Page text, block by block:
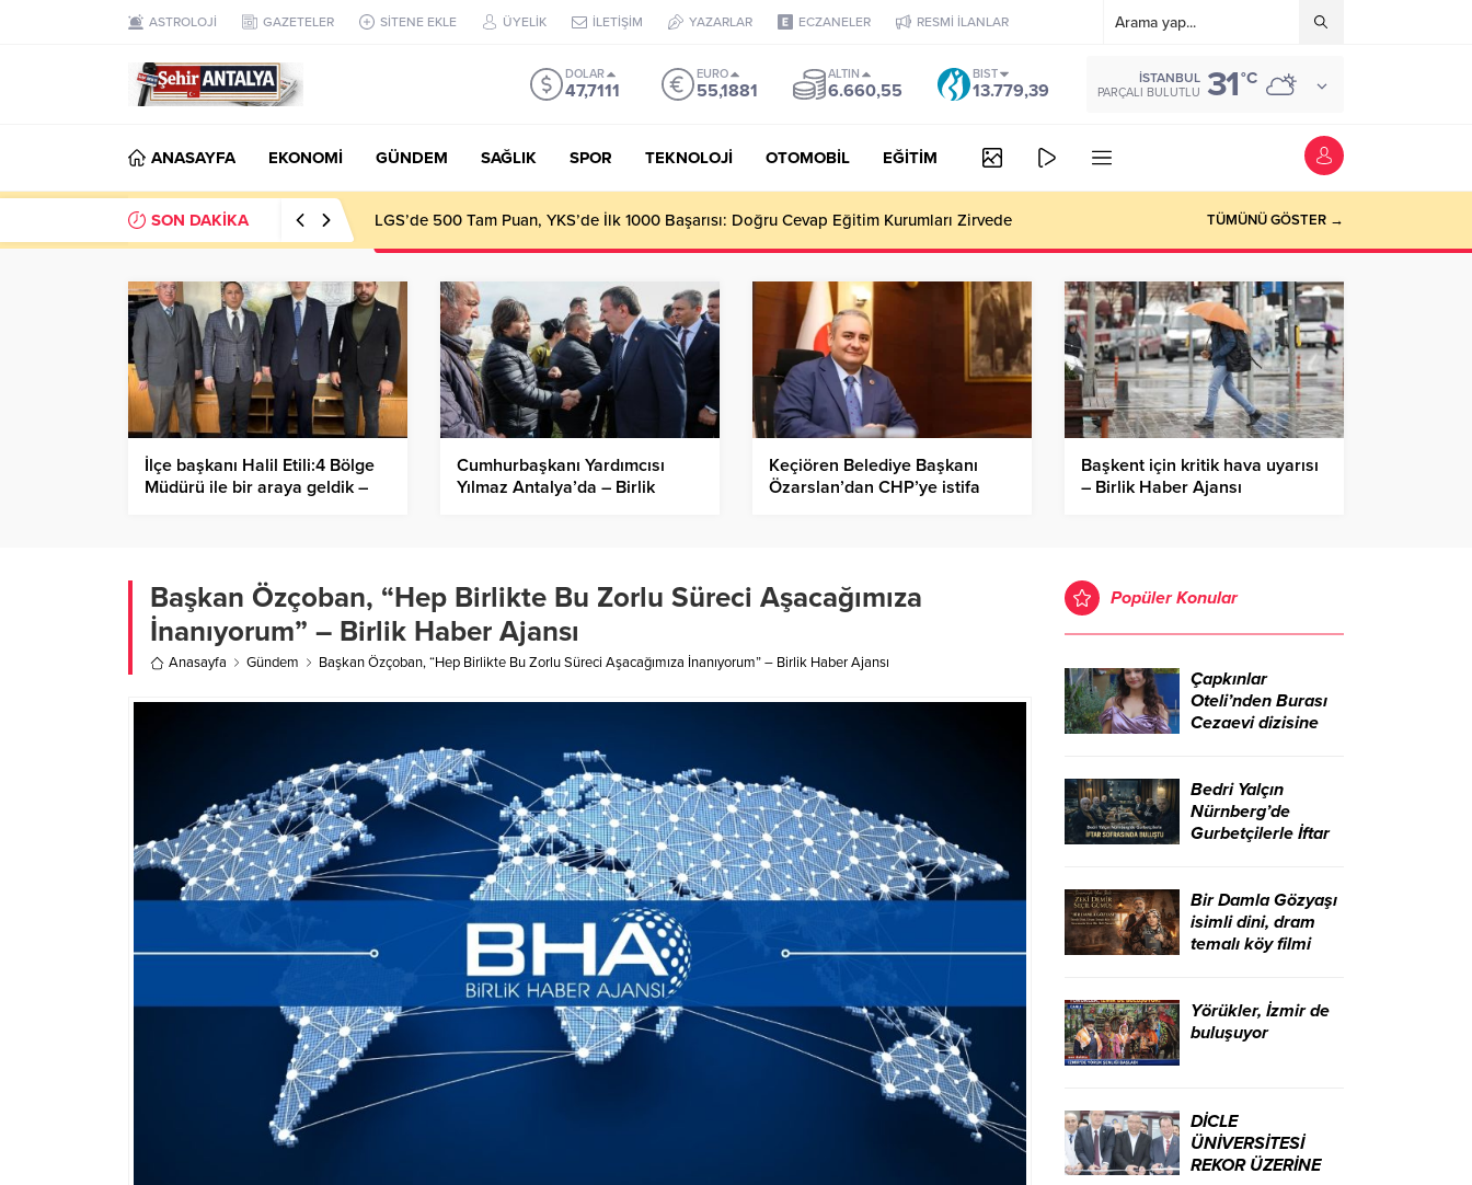
ASTROLOJİ GAZETELER SİTENE EKLE ÜYELİK İLETİŞİM YAZARLAR ECZANELER RESMİ İLANLAR
DOLAR
47,7111
EURO
55,1881
ALTIN
6.660,55
BIST
13.779,39
İSTANBUL
PARÇALI BULUTLU 31°C
ANASAYFA EKONOMİ GÜNDEM SAĞLIK SPOR TEKNOLOJİ OTOMOBİL EĞİTİM
SON DAKİKA LGS’de 500 Tam Puan, YKS’de İlk 1000 Başarısı: Doğru Cevap Eğitim Kurumları Zirvede TÜMÜNÜ GÖSTER →
İlçe başkanı Halil Etili:4 Bölge
Müdürü ile bir araya geldik –
Cumhurbaşkanı Yardımcısı
Yılmaz Antalya’da – Birlik
Keçiören Belediye Başkanı
Özarslan’dan CHP’ye istifa
Başkent için kritik hava uyarısı
– Birlik Haber Ajansı
Başkan Özçoban, “Hep Birlikte Bu Zorlu Süreci Aşacağımıza
İnanıyorum” – Birlik Haber Ajansı
Anasayfa Gündem Başkan Özçoban, “Hep Birlikte Bu Zorlu Süreci Aşacağımıza İnanıyorum” – Birlik Haber Ajansı
Popüler Konular
Çapkınlar
Oteli’nden Burası
Cezaevi dizisine
Bedri Yalçın
Nürnberg’de
Gurbetçilerle İftar
Bir Damla Gözyaşı
isimli dini, dram
temalı köy filmi
Yörükler, İzmir de
buluşuyor
DİCLE
ÜNİVERSİTESİ
REKOR ÜZERİNE